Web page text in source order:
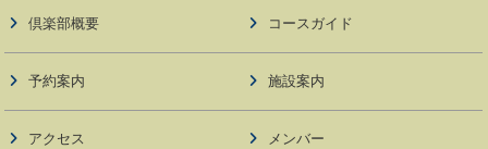
倶楽部概要 コースガイド
予約案内 施設案内
アクセス メンバー